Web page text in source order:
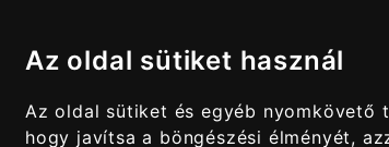
Az oldal sütiket használ
Az oldal sütiket és egyéb nyomkövető
hogy javítsa a böngészési élményét,